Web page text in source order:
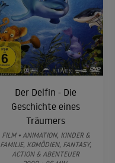
Der Delfin - Die
Geschichte eines
Träumers
FILM • ANIMATION, KINDER &
FAMILIE, KOMÖDIEN, FANTASY,
ACTION & ABENTEUER